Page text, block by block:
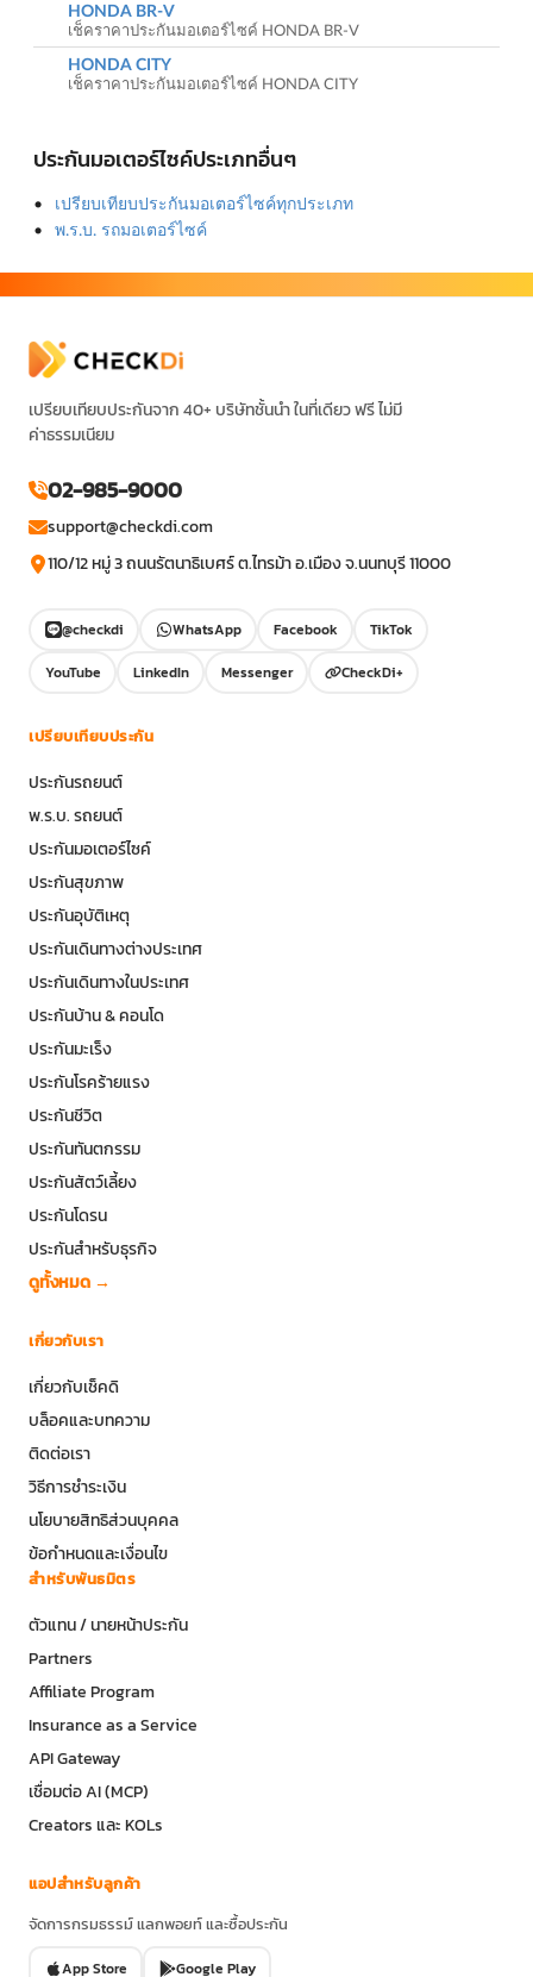
HONDA BR-V
เช็คราคาประกันมอเตอร์ไซค์ HONDA BR-V
HONDA CITY
เช็คราคาประกันมอเตอร์ไซค์ HONDA CITY
ประกันมอเตอร์ไซค์ประเภทอื่นๆ
เปรียบเทียบประกันมอเตอร์ไซค์ทุกประเภท
พ.ร.บ. รถมอเตอร์ไซค์
เปรียบเทียบประกันจาก 40+ บริษัทชั้นนำ ในที่เดียว ฟรี ไม่มี
ค่าธรรมเนียม
02-985-9000
support@checkdi.com
110/12 หมู่ 3 ถนนรัตนาธิเบศร์ ต.ไทรม้า อ.เมือง จ.นนทบุรี 11000
@checkdi WhatsApp Facebook
TikTok
YouTube
LinkedIn Messenger CheckDi+
เปรียบเทียบประกัน
ประกันรถยนต์
พ.ร.บ. รถยนต์
ประกันมอเตอร์ไซค์
ประกันสุขภาพ
ประกันอุบัติเหตุ
ประกันเดินทางต่างประเทศ
ประกันเดินทางในประเทศ
ประกันบ้าน & คอนโด
ประกันมะเร็ง
ประกันโรคร้ายแรง
ประกันชีวิต
ประกันทันตกรรม
ประกันสัตว์เลี้ยง
ประกันโดรน
ประกันสำหรับธุรกิจ
ดูทั้งหมด →
เกี่ยวกับเรา
เกี่ยวกับเช็คดิ
บล็อคและบทความ
ติดต่อเรา
วิธีการชำระเงิน
นโยบายสิทธิส่วนบุคคล
ข้อกำหนดและเงื่อนไข
สำหรับพันธมิตร
ตัวแทน / นายหน้าประกัน
Partners
Affiliate Program
Insurance as a Service
API Gateway
เชื่อมต่อ AI (MCP)
Creators และ KOLs
แอปสำหรับลูกค้า
จัดการกรมธรรม์ แลกพอยท์ และซื้อประกัน
App Store Google Play